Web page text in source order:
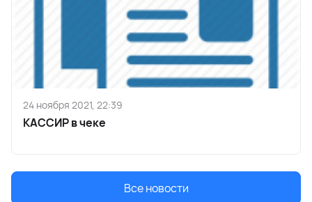
24 ноября 2021, 22:39
КАССИР в чеке
Все новости